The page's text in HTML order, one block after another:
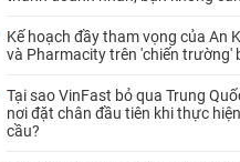
Kế hoạch đầy tham vọng của An
và Pharmacity trên 'chiến trường'
Tại sao VinFast bỏ qua Trung
nơi đặt chân đầu tiên khi thực
cầu?